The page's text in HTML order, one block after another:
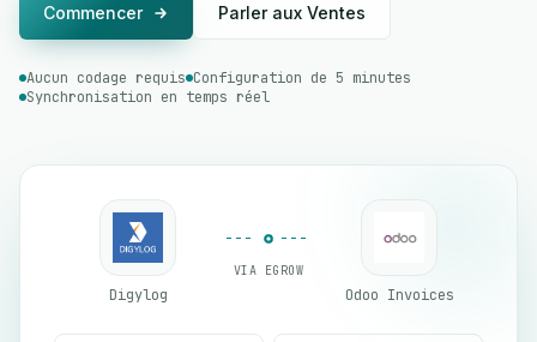
Commencer Parler aux Ventes
Aucun codage requis Configuration de 5 minutes
Synchronisation en temps réel
Digylog
VIA EGROW
Odoo Invoices